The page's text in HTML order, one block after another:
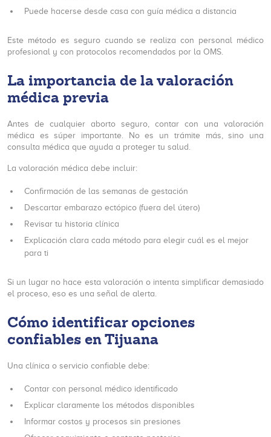
Puede hacerse desde casa con guía médica a distancia
Este método es seguro cuando se realiza con personal médico
profesional y con protocolos recomendados por la OMS.
La importancia de la valoración
médica previa
Antes de cualquier aborto seguro, contar con una valoración
médica es súper importante. No es un trámite más, sino una
consulta médica que ayuda a proteger tu salud.
La valoración médica debe incluir:
Confirmación de las semanas de gestación
Descartar embarazo ectópico (fuera del útero)
Revisar tu historia clínica
Explicación clara cada método para elegir cuál es el mejor
para ti
Si un lugar no hace esta valoración o intenta simplificar demasiado
el proceso, eso es una señal de alerta.
Cómo identificar opciones
confiables en Tijuana
Una clínica o servicio confiable debe:
Contar con personal médico identificado
Explicar claramente los métodos disponibles
Informar costos y procesos sin presiones